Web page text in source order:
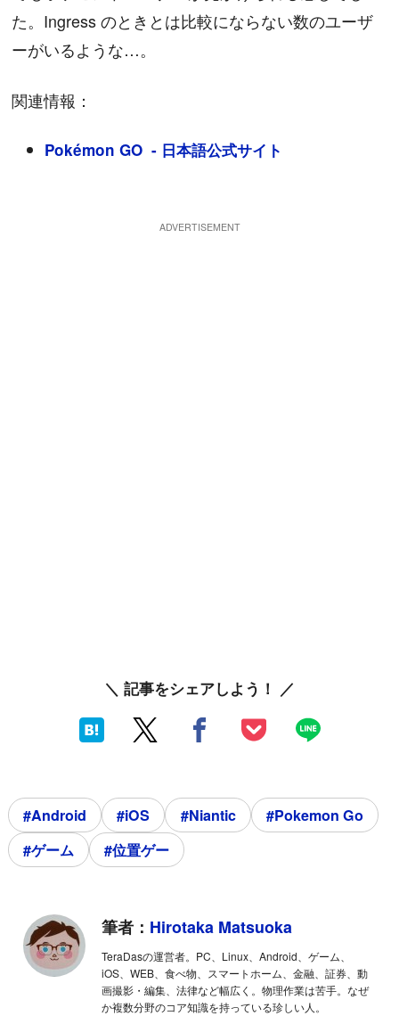
た。Ingress のときとは比較にならない数のユーザ
ーがいるような…。
関連情報：
Pokémon GO - 日本語公式サイト
＼ 記事をシェアしよう！ ／
#Android #iOS #Niantic
#Pokemon Go
#ゲーム
#位置ゲー
筆者： Hirotaka Matsuoka
TeraDasの運営者。PC、Linux、Android、ゲーム、
iOS、WEB、食べ物、スマートホーム、金融、証券、動
画撮影・編集、法律など幅広く。物理作業は苦手。なぜ
か複数分野のコア知識を持っている珍しい人。